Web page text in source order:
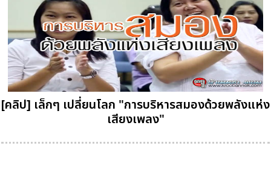
[คลิป] เล็กๆ เปลี่ยนโลก "การบริหารสมองด้วยพลังแห่ง
เสียงเพลง"